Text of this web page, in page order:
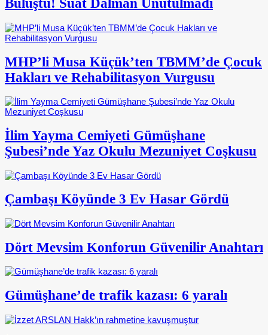
Buluştu! Suat Dalman Unutulmadı
MHP’li Musa Küçük’ten TBMM’de Çocuk
Hakları ve Rehabilitasyon Vurgusu
İlim Yayma Cemiyeti Gümüşhane
Şubesi’nde Yaz Okulu Mezuniyet Coşkusu
Çambaşı Köyünde 3 Ev Hasar Gördü
Dört Mevsim Konforun Güvenilir Anahtarı
Gümüşhane’de trafik kazası: 6 yaralı